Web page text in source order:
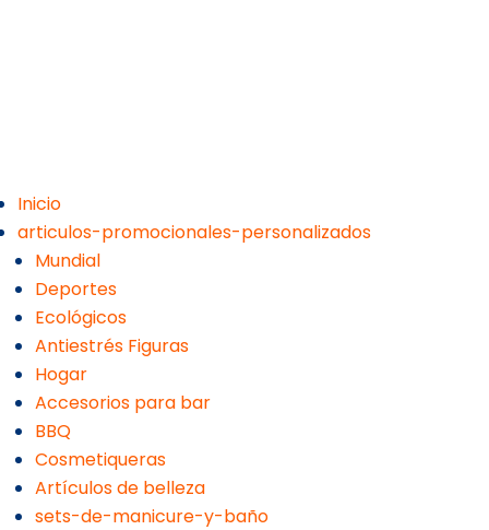
Inicio
articulos-promocionales-personalizados
Mundial
Deportes
Ecológicos
Antiestrés Figuras
Hogar
Accesorios para bar
BBQ
Cosmetiqueras
Artículos de belleza
sets-de-manicure-y-baño